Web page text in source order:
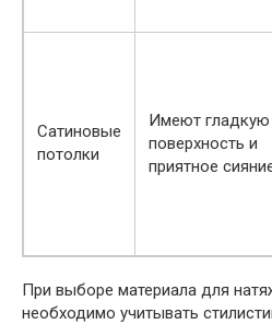
Сатиновые
потолки
Имеют гладкую
поверхность и
приятное
При выборе материала для
необходимо учитывать